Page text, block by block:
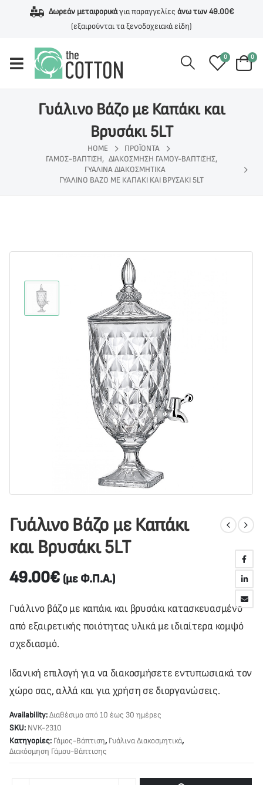
Δωρεάν μεταφορικάγια παραγγελίες άνω των 49.00€
(εξαιρούνται τα ξενοδοχειακά είδη)
0 0
Γυάλινο Βάζο με Καπάκι και
Βρυσάκι 5LT
HOME
ΠΡΟΪΌΝΤΑ
ΓΆΜΟΣ-ΒΆΠΤΙΣΗ, ΔΙΑΚΌΣΜΗΣΗ ΓΆΜΟΥ-ΒΆΠΤΙΣΗΣ,
ΓΥΆΛΙΝΑ ΔΙΑΚΟΣΜΗΤΙΚΆ
ΓΥΆΛΙΝΟ ΒΆΖΟ ΜΕ ΚΑΠΆΚΙ ΚΑΙ ΒΡΥΣΆΚΙ 5LT
Γυάλινο Βάζο με Καπάκι
και Βρυσάκι 5LT
49.00€ (με Φ.Π.Α.)
Γυάλινο βάζο με καπάκι και βρυσάκι κατασκευασμένο
από εξαιρετικής ποιότητας υλικά με ιδιαίτερα κομψό
σχεδιασμό.
Ιδανική επιλογή για να διακοσμήσετε εντυπωσιακά τον
χώρο σας, αλλά και για χρήση σε διοργανώσεις.
Availability:Διαθέσιμο από 10 έως 30 ημέρες
SKU: NVK-2310
Κατηγορίες: Γάμος-Βάπτιση, Γυάλινα Διακοσμητικά,
Διακόσμηση Γάμου-Βάπτισης